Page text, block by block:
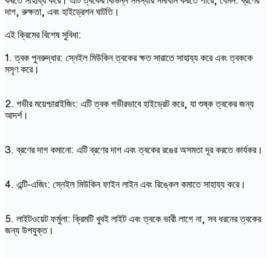
দাগ, রুক্ষতা, এবং হাইড্রেশন ঘাটতি।
এই ক্রিমের বিশেষ সুবিধা:
1. ত্বক পুনরুদ্ধার: স্নেইল মিউকিন ত্বকের ক্ষত সারাতে সাহায্য করে এবং ত্বককে
মসৃণ করে।
2. গভীর ময়েশ্চারাইজিং: এটি ত্বক গভীরভাবে হাইড্রেট করে, যা শুষ্ক ত্বকের জন্য
আদর্শ।
3. ব্রণের দাগ কমানো: এটি ব্রণের দাগ এবং ত্বকের রঙের অসমতা দূর করতে কার্যকর।
4. এন্টি-এজিং: স্নেইল মিউকিন ফাইন লাইন এবং রিঙ্কেল কমাতে সাহায্য করে।
5. লাইটওয়েট ফর্মুলা: ক্রিমটি খুবই লাইট এবং ত্বকে ভারী লাগে না, সব ধরনের ত্বকের
জন্য উপযুক্ত।